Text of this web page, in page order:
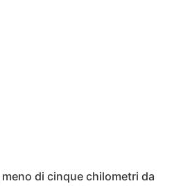
di cinque chilometri da